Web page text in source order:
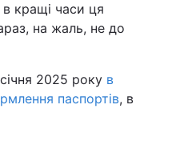
кращі часи ця
на жаль, не до
2025 року в
паспортів, в